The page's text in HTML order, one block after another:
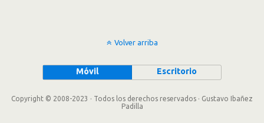
Volver arriba
Móvil Escritorio
Copyright © 2008-2023 · Todos los derechos reservados · Gustavo Ibañez
Padilla